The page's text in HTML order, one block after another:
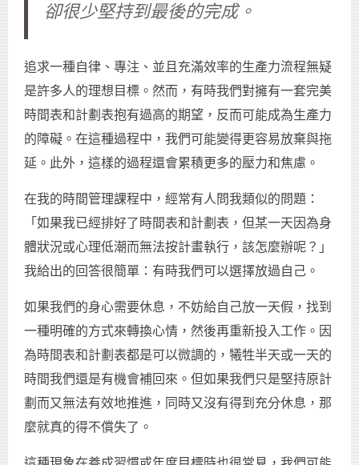
卻很少堅持到最後的完成。
追求一種自律、專注、並且充滿效率的生產力流程無疑
是許多人的理想目標。然而，有時我們對擁有一套完美
時間表和計劃表抱有過高的期望，反而可能成為生產力
的障礙。在這種過程中，我們可能變得更容易放棄與拖
延。此外，這樣的過程還會累積更多的壓力和焦慮。
在我的時間管理課程中，經常有人問我類似的問題：
「如果我已經排好了時間表和計劃表，但某一天因為身
體狀況或心理低潮而無法按計畫執行，該怎麼辦呢？」
我給出的回答很簡單：有時我們可以選擇放過自己。
如果我們的身心需要休息，不妨給自己放一天假，找到
一種明確的方式來轉換心情，然後再重新投入工作。因
為時間表和計劃表都是可以微調的，犧牲半天或一天的
時間我們還是有機會補回來。但如果我們只是堅持原計
劃而又無法有效地推進，同時又沒有得到充分休息，那
麼就真的得不償失了。